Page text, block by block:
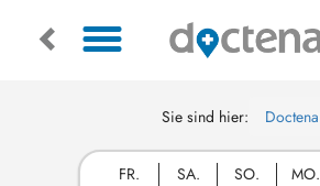
Sie sind hier: Doctena
FR. SA. SO. MO.